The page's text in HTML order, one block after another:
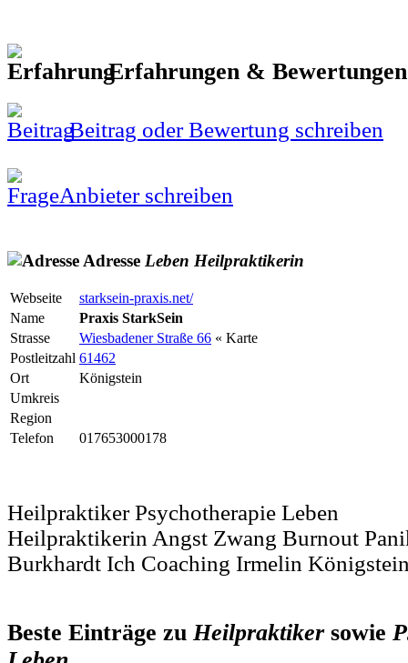
Erfahrungen &
Beitrag oder Bewertung schreiben
Anbieter schreiben
Adresse Leben Heilpraktikerin
Webseite
starksein-praxis.net/
Name
Praxis StarkSein
Strasse
Wiesbadener Straße 66 « Karte
Postleitzahl 61462
Ort
Königstein
Umkreis
Region
Telefon
017653000178
Heilpraktiker Psychotherapie Leben
Heilpraktikerin Angst Zwang Burnout
Burkhardt Ich Coaching Irmelin
Beste Einträge zuHeilpraktikersowie